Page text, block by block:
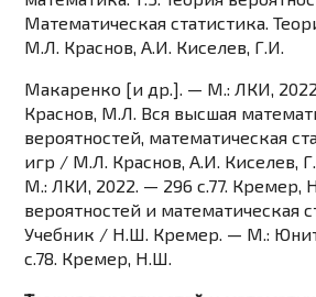
Математическая статистика.
М.Л. Краснов, А.И. Киселев, Г.И.
Макаренко [и др.]. — М.: ЛКИ,
Краснов, М.Л. Вся высшая
вероятностей, математическая
игр / М.Л. Краснов, А.И. Киселев,
М.: ЛКИ, 2022. — 296 c.77. Кремер,
вероятностей и математическая
Учебник / Н.Ш. Кремер. — М.:
c.78. Кремер, Н.Ш.